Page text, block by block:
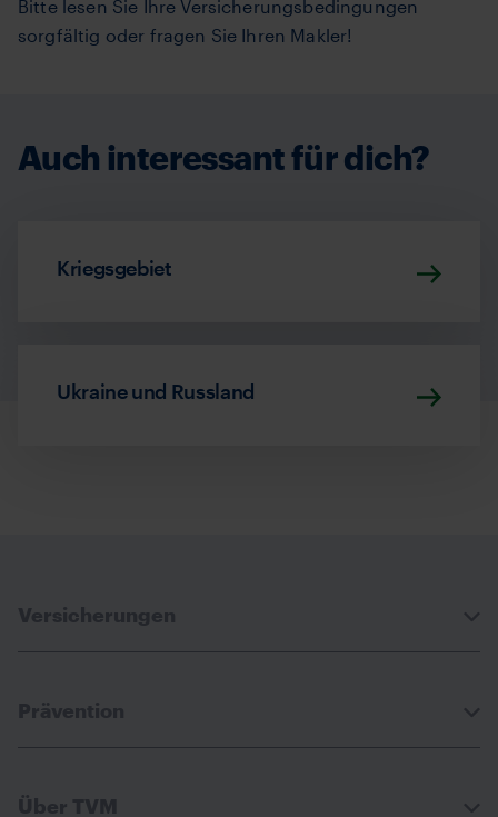
Bitte lesen Sie Ihre Versicherungsbedingungen
sorgfältig oder fragen Sie Ihren Makler!
Auch interessant für dich?
Kriegsgebiet
Ukraine und Russland
Versicherungen
Prävention
Über TVM